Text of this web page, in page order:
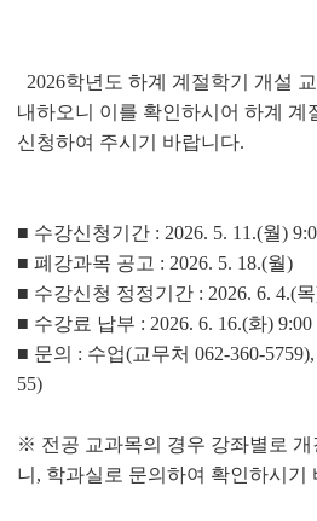
2026학년도 하계 계절학기 개설
내하오니 이를 확인하시어 하계 계
신청하여 주시기 바랍니다.
■ 수강신청기간 : 2026. 5. 11.(월)
■ 폐강과목 공고 : 2026. 5. 18.(월)
■ 수강신청 정정기간 : 2026. 6. 4.(
■ 수강료 납부 : 2026. 6. 16.(화) 9:00
■ 문의 : 수업(교무처062-360-5759)
55)
※ 전공 교과목의 경우 강좌별로
니, 학과실로 문의하여 확인하시기